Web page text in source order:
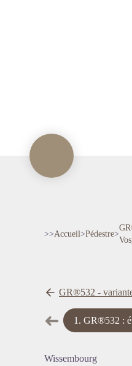
>>Accueil>Pédestre>
GR®532 -
➜Étape précédente
1 . GR®532 : étape 1 de
Wissembourg